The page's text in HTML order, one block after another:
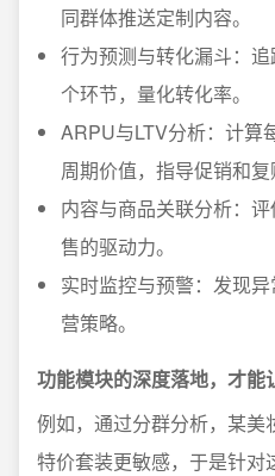
同群体推送定制内容。
行为预测与转化漏斗：
个环节，量化转化率。
ARPU与LTV分析：计算
周期价值，指导促销和复
内容与商品关联分析：
售的驱动力。
实时监控与预警：发现
营策略。
功能模块的深度落地，才能
例如，通过分群分析，某美
特价套装更敏感，于是针对